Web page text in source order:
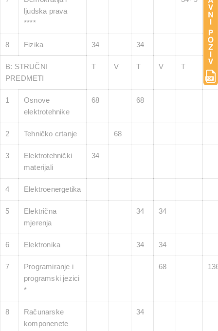
ljudska prava
****
8 Fizika 34 34
B: STRUČNI
PREDMETI
T V T V T V
1
Osnove
elektrotehnike
68 68
2 Tehničko crtanje 68
3
Elektrotehnički
materijali
34
4 Elektroenergetika
5
Električna
mjerenja
34 34
6 Elektronika 34 34
7
Programiranje i
programski jezici
*
68
8
Računarske
komponenete
34